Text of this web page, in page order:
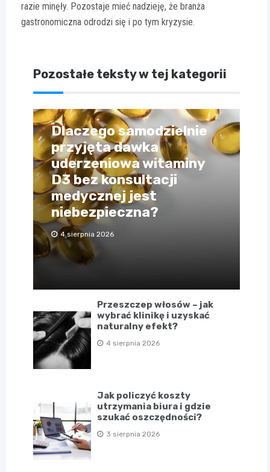
razie minęły. Pozostaje mieć nadzieję, że branża
gastronomiczna odrodzi się i po tym kryzysie.
Pozostałe teksty w tej kategorii
Dlaczego samodzielnie
przyjęta dawka
uderzeniowa witaminy
D3 bez konsultacji
medycznej jest
niebezpieczna?
4 sierpnia 2026
Przeszczep włosów – jak
wybrać klinikę i uzyskać
naturalny efekt?
4 sierpnia 2026
Jak policzyć koszty
utrzymania biura i gdzie
szukać oszczędności?
3 sierpnia 2026